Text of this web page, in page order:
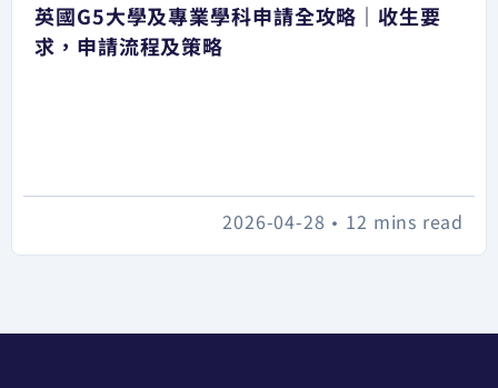
英國G5大學及專業學科申請全攻略｜收生要
求，申請流程及策略
12 mins read
•
2026-04-28